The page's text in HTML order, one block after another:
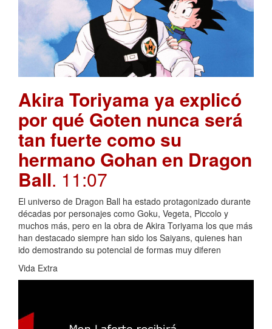
Akira Toriyama ya explicó
por qué Goten nunca será
tan fuerte como su
hermano Gohan en Dragon
Ball. 11:07
El universo de Dragon Ball ha estado protagonizado durante
décadas por personajes como Goku, Vegeta, Piccolo y
muchos más, pero en la obra de Akira Toriyama los que más
han destacado siempre han sido los Saiyans, quienes han
ido demostrando su potencial de formas muy diferen
Vida Extra